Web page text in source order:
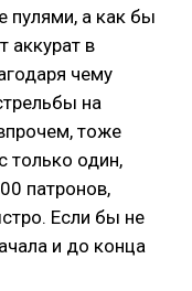
пулями, а как бы
аккурат в
чему
на
тоже
только один,
патронов,
Если бы не
и до конца